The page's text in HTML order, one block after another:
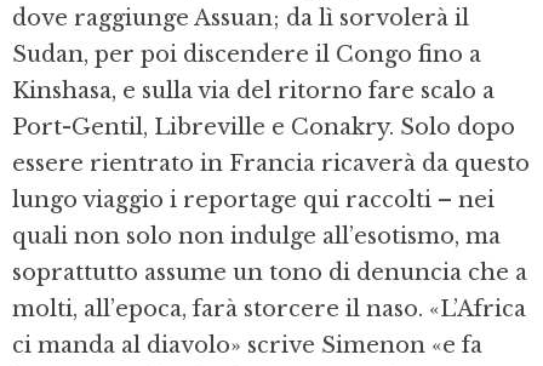
dove raggiunge Assuan; da lì sorvolerà il
Sudan, per poi discendere il Congo fino a
Kinshasa, e sulla via del ritorno fare scalo a
Port-Gentil, Libreville e Conakry. Solo dopo
essere rientrato in Francia ricaverà da questo
lungo viaggio i reportage qui raccolti – nei
quali non solo non indulge all’esotismo, ma
soprattutto assume un tono di denuncia che a
molti, all’epoca, farà storcere il naso. «L’Africa
ci manda al diavolo» scrive Simenon «e fa